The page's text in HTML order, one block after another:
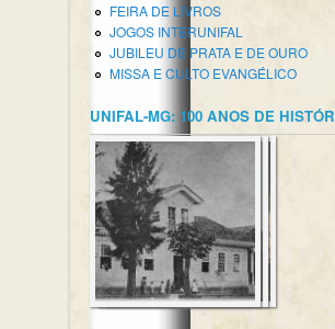
FEIRA DE LIVROS
JOGOS INTERUNIFAL
JUBILEU DE PRATA E DE OURO
MISSA E CULTO EVANGÉLICO
UNIFAL-MG: 100 ANOS DE